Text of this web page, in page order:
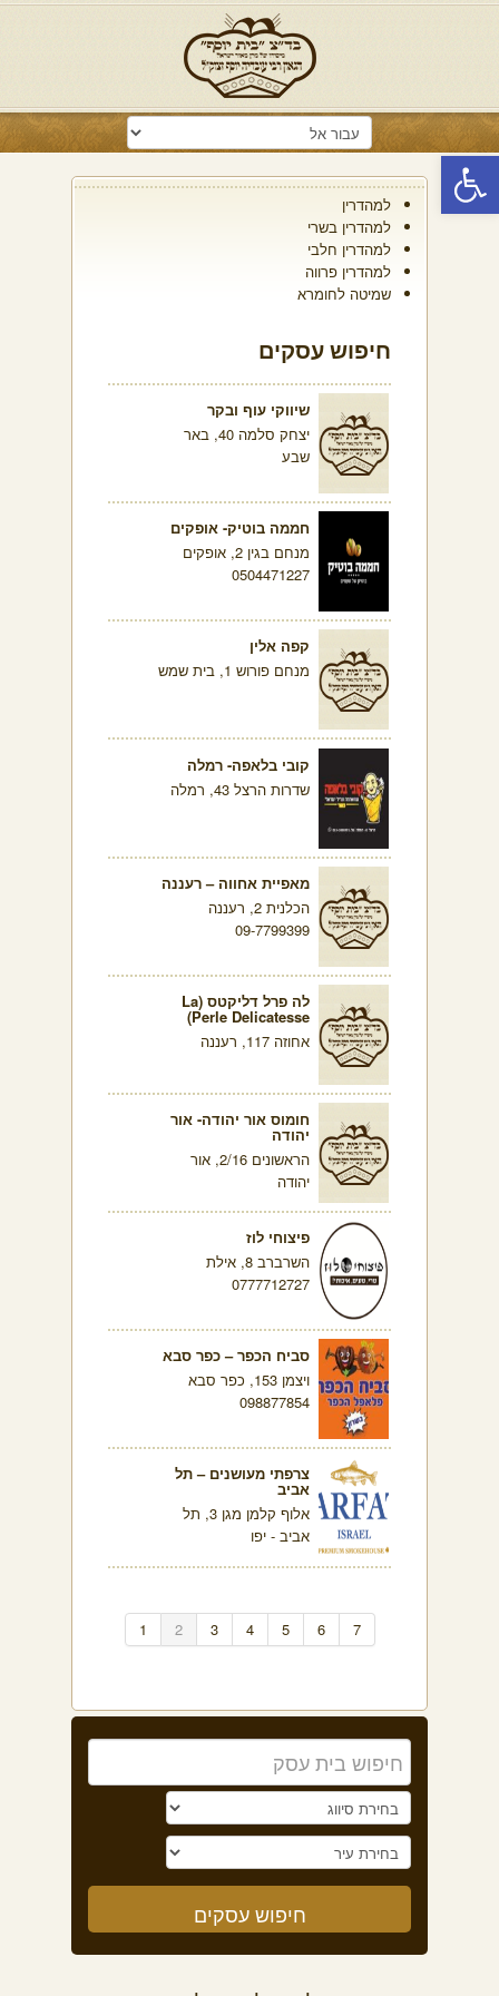
פתח סרגל נגישות
למהדרין
למהדרין בשרי
למהדרין חלבי
למהדרין פרווה
שמיטה לחומרא
חיפוש עסקים
שיווקי עוף ובקר
יצחק סלמה 40, באר
שבע
חממה בוטיק- אופקים
מנחם בגין 2, אופקים
0504471227
קפה אלין
מנחם פורוש 1, בית שמש
קובי בלאפה- רמלה
שדרות הרצל 43, רמלה
מאפיית אחווה – רעננה
הכלנית 2, רעננה
09-7799399
לה פרל דליקטס (La
Perle Delicatesse)
אחוזה 117, רעננה
חומוס אור יהודה- אור
יהודה
הראשונים 2/16, אור
יהודה
פיצוחי לוז
השרברב 8, אילת
0777712727
סביח הכפר – כפר סבא
ויצמן 153, כפר סבא
098877854
צרפתי מעושנים – תל
אביב
אלוף קלמן מגן 3, תל
אביב - יפו
1 2 3 4 5 6 7